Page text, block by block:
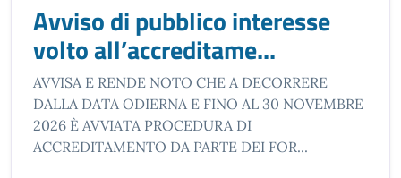
Avviso di pubblico interesse
volto all’accreditame...
AVVISA E RENDE NOTO CHE A DECORRERE
DALLA DATA ODIERNA E FINO AL 30 NOVEMBRE
2026 È AVVIATA PROCEDURA DI
ACCREDITAMENTO DA PARTE DEI FOR...